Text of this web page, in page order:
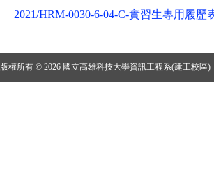
2021/HRM-0030-6-04-C-實習生專用履歷
版權所有 © 2026 國立高雄科技大學資訊工程系(建工校區)